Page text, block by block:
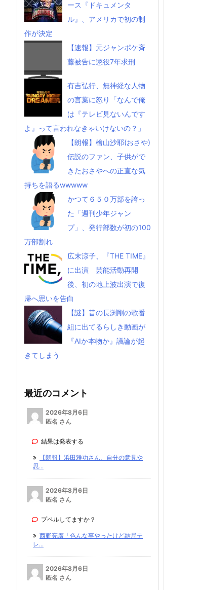
ース『ドキュメンタ
ル』、アメリカで初の制
作が決定
【速報】元ジャンポケ斉
藤被告に懲役7年求刑
有吉弘行、無神経な人物
の言葉に怒り「なんで俺
は『テレビ見ないんです
よ』って言われなきゃいけないの？」
【朗報】檜山沙耶(おさや)
伝説のファン、子供がで
きたおさやへの正直な気
持ちを語るwwwww
かつて６５０万部を誇っ
た「週刊少年ジャン
プ」、発行部数が初の100
万部割れ
広末涼子、『THE TIME』
に出演 芸能活動再開
後、初の地上波出演で復
帰へ思いを告白
【謎】昔の長渕剛の歌番
組に出てるらしき動画が
『AIか本物か』議論が起
きてしまう
最近のコメント
2026年8月6日
匿名 さん
結果は発表する
【朗報】浜田雅功さん、自分の意見や
思...
2026年8月6日
匿名 さん
プペルしてますか？
西野亮廣「色んな事やったけど結局テ
レ...
2026年8月6日
匿名 さん